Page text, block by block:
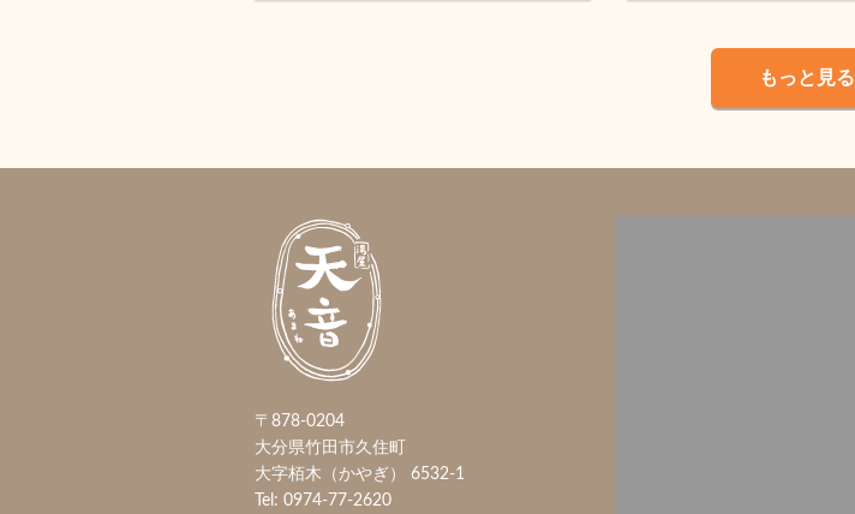
もっと見る
〒878-0204
大分県竹田市久住町
大字栢木（かやぎ） 6532-1
Tel: 0974-77-2620